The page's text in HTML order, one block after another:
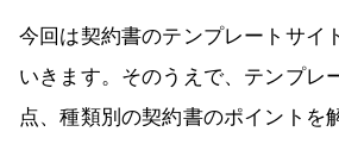
今回は契約書のテンプレートサイ
いきます。そのうえで、テンプレ
点、種類別の契約書のポイントを